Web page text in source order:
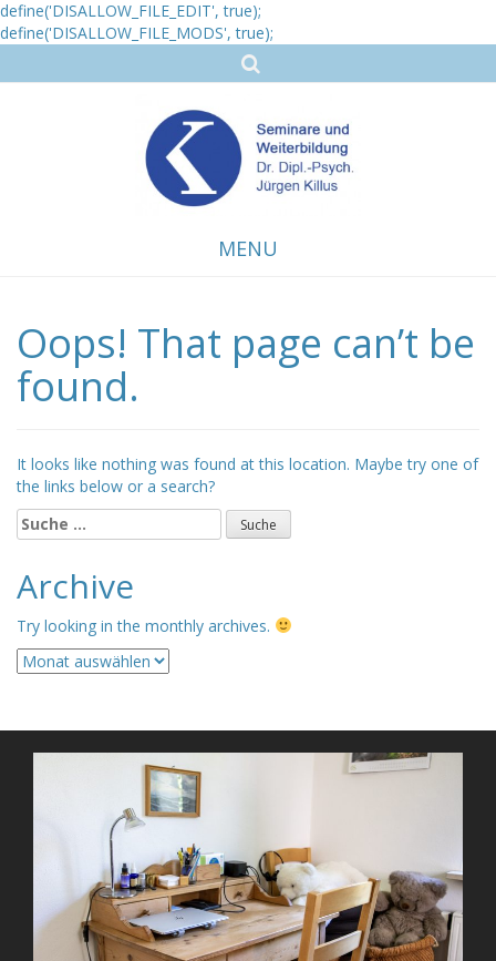
define('DISALLOW_FILE_EDIT', true);
define('DISALLOW_FILE_MODS', true);
MENU
to
content
Oops! That page can’t be
found.
It looks like nothing was found at this location. Maybe try one of
the links below or a search?
Suche
nach:
Archive
Try looking in the monthly archives.
Archive